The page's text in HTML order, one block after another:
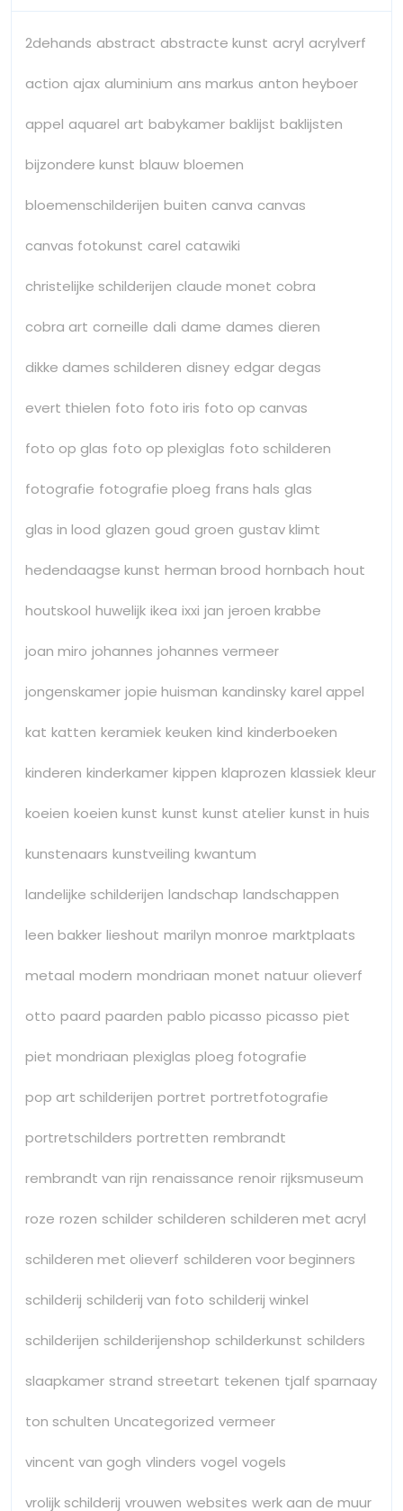
2dehands abstract abstracte kunst acryl acrylverf
action ajax aluminium ans markus anton heyboer
appel aquarel art babykamer baklijst baklijsten
bijzondere kunst blauw bloemen
bloemenschilderijen buiten canva canvas
canvas fotokunst carel catawiki
christelijke schilderijen claude monet cobra
cobra art corneille dali dame dames dieren
dikke dames schilderen disney edgar degas
evert thielen foto foto iris foto op canvas
foto op glas foto op plexiglas foto schilderen
fotografie fotografie ploeg frans hals glas
glas in lood glazen goud groen gustav klimt
hedendaagse kunst herman brood hornbach hout
houtskool huwelijk ikea ixxi jan jeroen krabbe
joan miro johannes johannes vermeer
jongenskamer jopie huisman kandinsky karel appel
kat katten keramiek keuken kind kinderboeken
kinderen kinderkamer kippen klaprozen klassiek kleur
koeien koeien kunst kunst kunst atelier kunst in huis
kunstenaars kunstveiling kwantum
landelijke schilderijen landschap landschappen
leen bakker lieshout marilyn monroe marktplaats
metaal modern mondriaan monet natuur olieverf
otto paard paarden pablo picasso picasso piet
piet mondriaan plexiglas ploeg fotografie
pop art schilderijen portret portretfotografie
portretschilders portretten rembrandt
rembrandt van rijn renaissance renoir rijksmuseum
roze rozen schilder schilderen schilderen met acryl
schilderen met olieverf schilderen voor beginners
schilderij schilderij van foto schilderij winkel
schilderijen schilderijenshop schilderkunst schilders
slaapkamer strand streetart tekenen tjalf sparnaay
ton schulten Uncategorized vermeer
vincent van gogh vlinders vogel vogels
vrolijk schilderij vrouwen websites werk aan de muur